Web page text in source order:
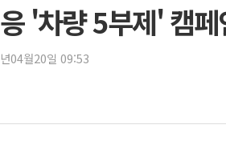
'차량 5부제' 캠
04월20일 09:53